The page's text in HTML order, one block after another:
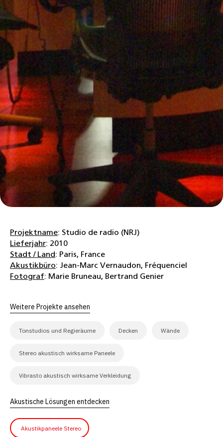
Projektname: Studio de radio (NRJ)
Lieferjahr: 2010
Stadt / Land: Paris, France
Akustikbüro: Jean-Marc Vernaudon, Fréquenciel
Fotograf: Marie Bruneau, Bertrand Genier
Weitere Projekte ansehen
Tonstudios und Regieräume Decken Wände
Stereo akustisch wirksame Paneele
Vibrasto akustisch wirksame Verkleidung
Akustische Lösungen entdecken
Akustikpaneele Stereo